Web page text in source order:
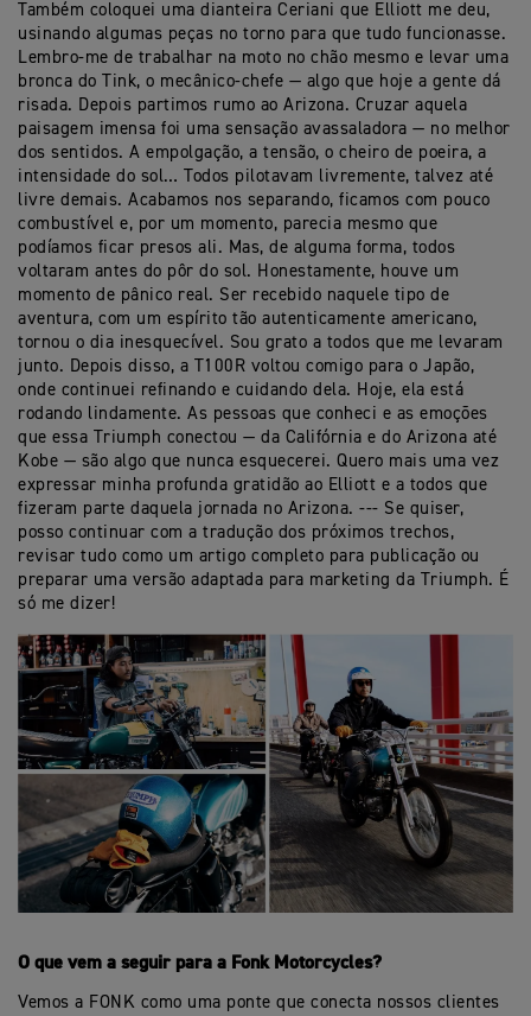
Também coloquei uma dianteira Ceriani que Elliott me deu,
usinando algumas peças no torno para que tudo funcionasse.
Lembro-me de trabalhar na moto no chão mesmo e levar uma
bronca do Tink, o mecânico-chefe — algo que hoje a gente dá
risada. Depois partimos rumo ao Arizona. Cruzar aquela
paisagem imensa foi uma sensação avassaladora — no melhor
dos sentidos. A empolgação, a tensão, o cheiro de poeira, a
intensidade do sol… Todos pilotavam livremente, talvez até
livre demais. Acabamos nos separando, ficamos com pouco
combustível e, por um momento, parecia mesmo que
podíamos ficar presos ali. Mas, de alguma forma, todos
voltaram antes do pôr do sol. Honestamente, houve um
momento de pânico real. Ser recebido naquele tipo de
aventura, com um espírito tão autenticamente americano,
tornou o dia inesquecível. Sou grato a todos que me levaram
junto. Depois disso, a T100R voltou comigo para o Japão,
onde continuei refinando e cuidando dela. Hoje, ela está
rodando lindamente. As pessoas que conheci e as emoções
que essa Triumph conectou — da Califórnia e do Arizona até
Kobe — são algo que nunca esquecerei. Quero mais uma vez
expressar minha profunda gratidão ao Elliott e a todos que
fizeram parte daquela jornada no Arizona. --- Se quiser,
posso continuar com a tradução dos próximos trechos,
revisar tudo como um artigo completo para publicação ou
preparar uma versão adaptada para marketing da Triumph. É
só me dizer!
O que vem a seguir para a Fonk Motorcycles?
Vemos a FONK como uma ponte que conecta nossos clientes